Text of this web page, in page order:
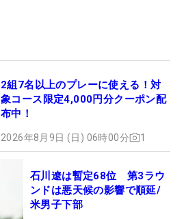
2組7名以上のプレーに使える！対
象コース限定4,000円分クーポン配
布中！
2026年8月9日 (日) 06時00分 1
石川遼は暫定68位 第3ラウ
ンドは悪天候の影響で順延/
米男子下部